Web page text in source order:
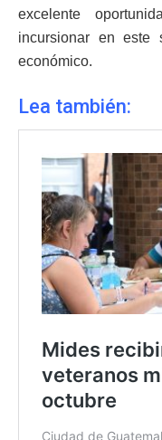
excelente
incursionar en este
económico.
Lea también: